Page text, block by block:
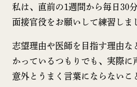
私は、直前の1週間から毎日30
面接官役をお願いして練習しま
志望理由や医師を目指す理由な
かっているつもりでも、実際に
意外とうまく言葉にならないこ